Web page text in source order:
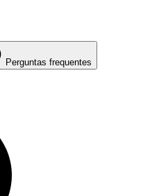
Perguntas frequentes